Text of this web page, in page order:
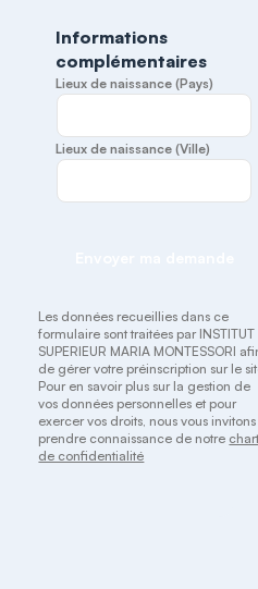
Informations
complémentaires
Lieux de naissance (Pays)
Lieux de naissance (Ville)
Les données recueillies dans ce
formulaire sont traitées par INSTITUT
SUPERIEUR MARIA MONTESSORI
de gérer votre préinscription sur le
Pour en savoir plus sur la gestion de
vos données personnelles et pour
exercer vos droits, nous vous
prendre connaissance de notre
de confidentialité